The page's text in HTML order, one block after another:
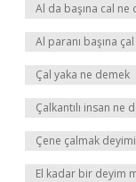
Al da başına cal ne
Al paranı başına
Çal yaka ne demek
Çalkantılı insan ne
Çene çalmak
El kadar bir deyim